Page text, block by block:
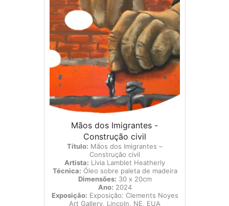
Mãos dos Imigrantes -
Construção civil
Título: Mãos dos Imigrantes –
Construção civil
Artista: Lívia Lamblet Heatherly
Técnica: Óleo sobre paleta de madeira
Dimensões: 30 x 20cm
Ano: 2024
Exposição: Exposição: Clements Noyes
Art Gallery, Lincoln, NE, EUA